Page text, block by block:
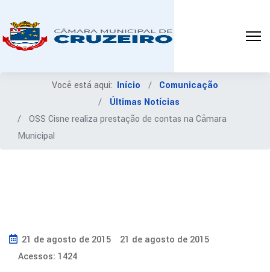
Você está aqui: Início
Comunicação
Últimas Notícias
OSS Cisne realiza prestação de contas na Câmara
Municipal
21 de agosto de 2015
21 de agosto de 2015
Acessos: 1424